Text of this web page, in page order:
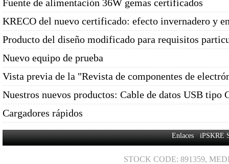
Fuente de alimentación 36W gemas certificados
KRECO del nuevo certificado: efecto invernadero y
Producto del diseño modificado para requisitos
Nuevo equipo de prueba
Vista previa de la "Revista de componentes de
Nuestros nuevos productos: Cable de datos USB tipo
Cargadores rápidos
EnlacesiPSKRE
STOCK CODE: 891359,